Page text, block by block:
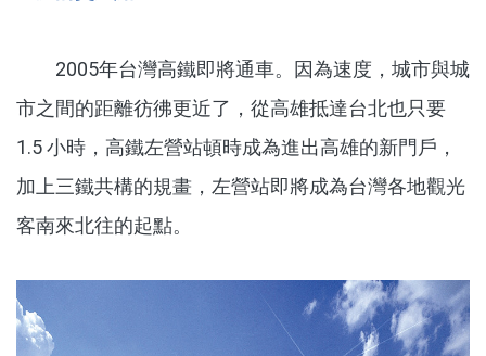
2005年台灣高鐵即將通車。因為速度，城市與城
市之間的距離彷彿更近了，從高雄抵達台北也只要
1.5 小時，高鐵左營站頓時成為進出高雄的新門戶，
加上三鐵共構的規畫，左營站即將成為台灣各地觀光
客南來北往的起點。